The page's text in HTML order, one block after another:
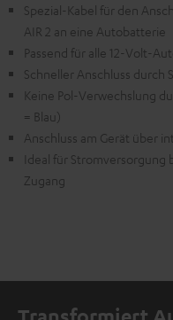
Spezial-Kabel für den
AIR 2 an eine Autobatterie
Passend für alle 12-Volt-
Schneller Anschluss
Keine Pol-Verwechslung
= Blau)
Anschluss am Gerät über
Ideal für
Zugang